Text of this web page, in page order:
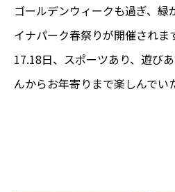
ゴールデンウィークも過ぎ、緑
イナパーク春祭りが開催されま
17.18日、スポーツあり、遊び
んからお年寄りまで楽しんでい